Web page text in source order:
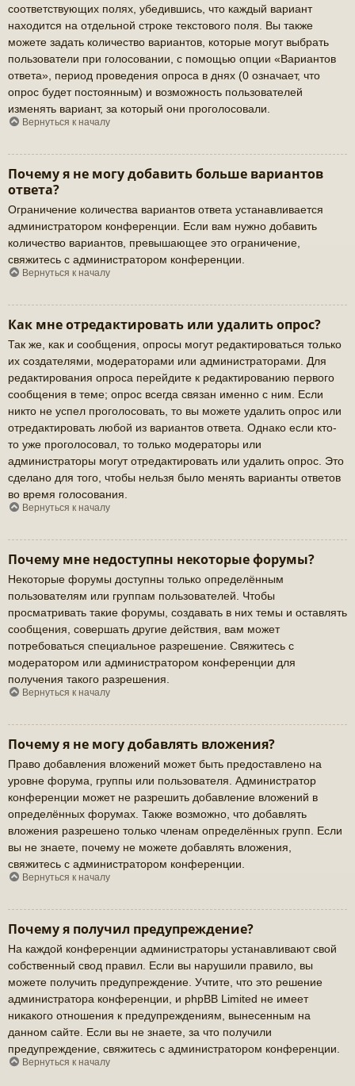
соответствующих полях, убедившись, что каждый вариант
находится на отдельной строке текстового поля. Вы также
можете задать количество вариантов, которые могут выбрать
пользователи при голосовании, с помощью опции «Вариантов
ответа», период проведения опроса в днях (0 означает, что
опрос будет постоянным) и возможность пользователей
изменять вариант, за который они проголосовали.
Вернуться к началу
Почему я не могу добавить больше вариантов
ответа?
Ограничение количества вариантов ответа устанавливается
администратором конференции. Если вам нужно добавить
количество вариантов, превышающее это ограничение,
свяжитесь с администратором конференции.
Вернуться к началу
Как мне отредактировать или удалить опрос?
Так же, как и сообщения, опросы могут редактироваться только
их создателями, модераторами или администраторами. Для
редактирования опроса перейдите к редактированию первого
сообщения в теме; опрос всегда связан именно с ним. Если
никто не успел проголосовать, то вы можете удалить опрос или
отредактировать любой из вариантов ответа. Однако если кто-
то уже проголосовал, то только модераторы или
администраторы могут отредактировать или удалить опрос. Это
сделано для того, чтобы нельзя было менять варианты ответов
во время голосования.
Вернуться к началу
Почему мне недоступны некоторые форумы?
Некоторые форумы доступны только определённым
пользователям или группам пользователей. Чтобы
просматривать такие форумы, создавать в них темы и оставлять
сообщения, совершать другие действия, вам может
потребоваться специальное разрешение. Свяжитесь с
модератором или администратором конференции для
получения такого разрешения.
Вернуться к началу
Почему я не могу добавлять вложения?
Право добавления вложений может быть предоставлено на
уровне форума, группы или пользователя. Администратор
конференции может не разрешить добавление вложений в
определённых форумах. Также возможно, что добавлять
вложения разрешено только членам определённых групп. Если
вы не знаете, почему не можете добавлять вложения,
свяжитесь с администратором конференции.
Вернуться к началу
Почему я получил предупреждение?
На каждой конференции администраторы устанавливают свой
собственный свод правил. Если вы нарушили правило, вы
можете получить предупреждение. Учтите, что это решение
администратора конференции, и phpBB Limited не имеет
никакого отношения к предупреждениям, вынесенным на
данном сайте. Если вы не знаете, за что получили
предупреждение, свяжитесь с администратором конференции.
Вернуться к началу